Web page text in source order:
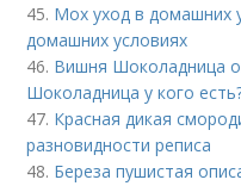
45. Мох уход в домашних
домашних условиях
46. Вишня Шоколадница
Шоколадница у кого
47. Красная дикая
разновидности реписа
48. Береза пушистая